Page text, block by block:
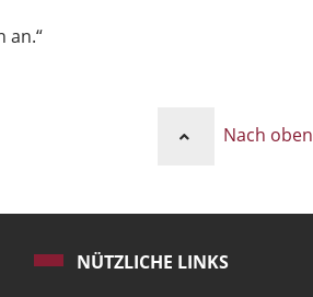
an.“
Nach oben
NÜTZLICHE LINKS